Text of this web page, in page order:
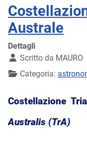
Australe
Dettagli
Scritto da MAURO
Categoria:
Costellazione
Australis (TrA)